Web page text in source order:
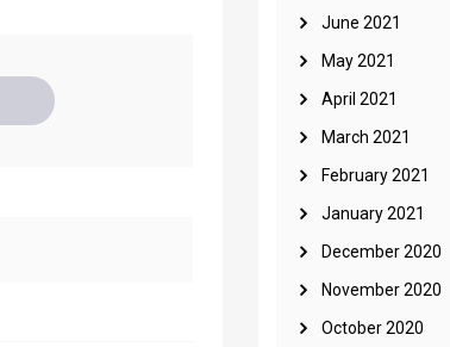
June 2021
May 2021
April 2021
March 2021
February 2021
January 2021
December 2020
November 2020
October 2020